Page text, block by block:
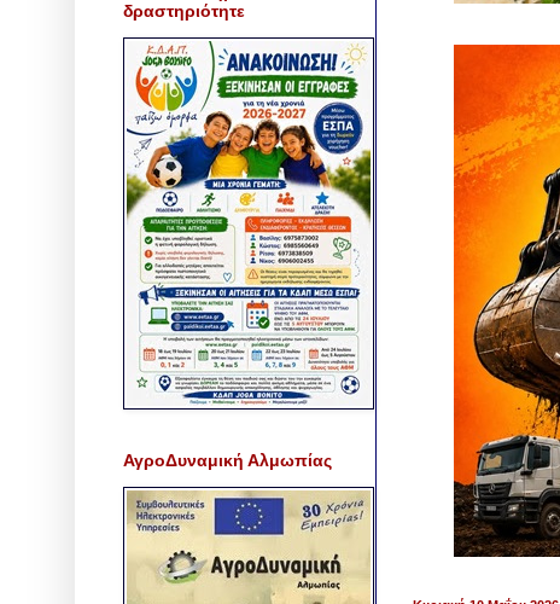
δραστηριότητε
ΑγροΔυναμική Αλμωπίας